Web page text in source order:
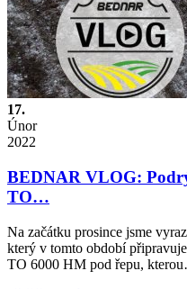
17.
Únor
2022
BEDNAR VLOG:
TO…
Na začátku prosince jsme
který v tomto období
TO 6000 HM pod řepu,